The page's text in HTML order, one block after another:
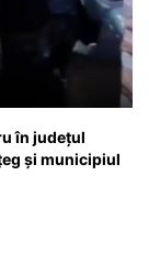
în județul
și municipiul